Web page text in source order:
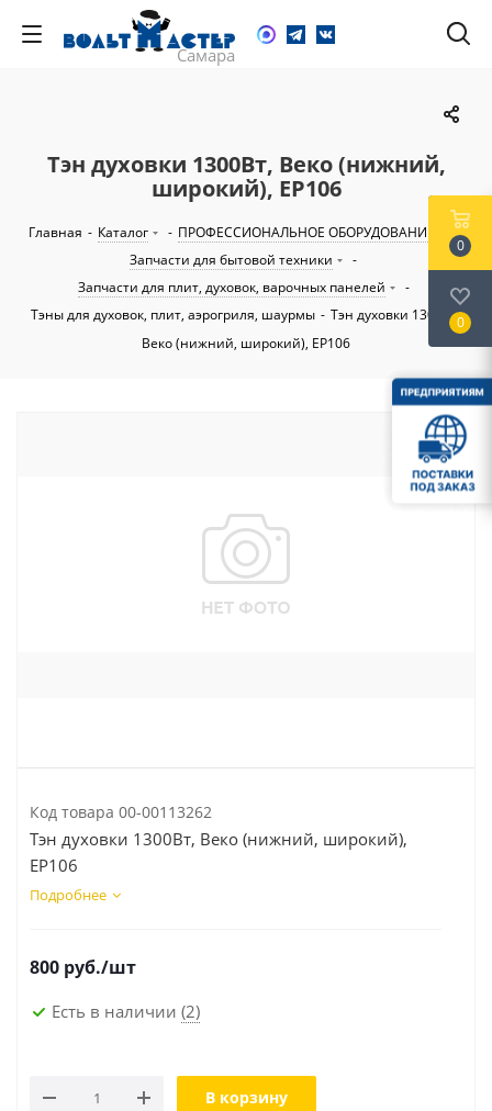
Тэн духовки 1300Вт, Веко (нижний,
широкий), EP106
Главная - Каталог - ПРОФЕССИОНАЛЬНОЕ ОБОРУДОВАНИЕ
-
Запчасти для бытовой техники
-
Запчасти для плит, духовок, варочных панелей
-
Тэны для духовок, плит, аэрогриля, шаурмы - Тэн духовки 1300Вт,
Веко (нижний, широкий), EP106
Код товара 00-00113262
Тэн духовки 1300Вт, Веко (нижний, широкий),
EP106
Подробнее
800 руб./шт
Есть в наличии (2)
В корзину
0
0